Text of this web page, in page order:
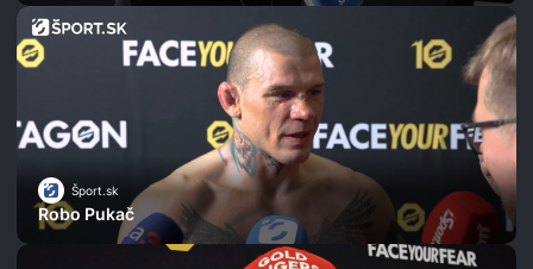
Šport.sk
Robo Pukač